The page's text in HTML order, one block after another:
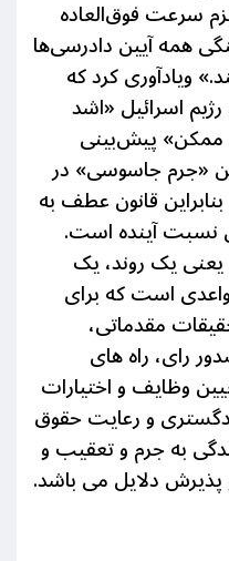
سرعت فوق‌العاده
همه آیین دادرسی‌ها
ویادآوری کرد که
اسرائیل«اشد
ممکن» پیش‌بینی
«جرم جاسوسی» در
قانون عطف به
نسبت آینده است.
یعنی یک روند، یک
است که برای
مقدماتی،
رای، راه های
وظایف و اختیارات
و رعایت حقوق
به جرم و تعقیب و
دلایل می باشد.